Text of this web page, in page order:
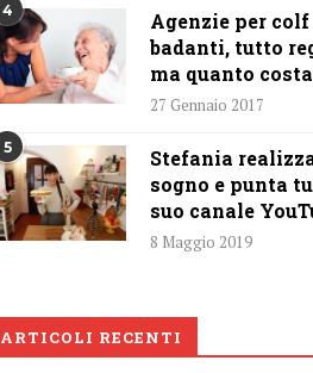
4
Agenzie per colf
badanti, tutto
ma quanto
27 Gennaio 2017
5
Stefania
sogno e punta
suo canale
8 Maggio 2019
ARTICOLI RECENTI